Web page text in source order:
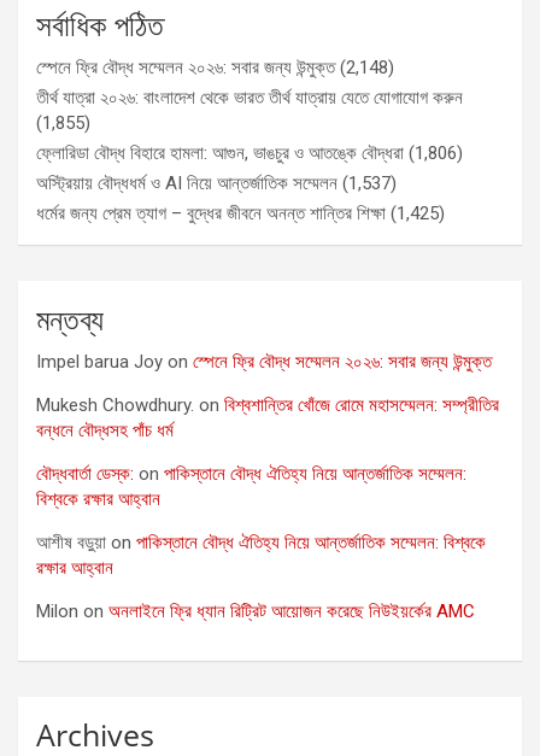
সর্বাধিক পঠিত
স্পেনে ফ্রি বৌদ্ধ সম্মেলন ২০২৬: সবার জন্য উন্মুক্ত (2,148)
তীর্থ যাত্রা ২০২৬: বাংলাদেশ থেকে ভারত তীর্থ যাত্রায় যেতে যোগাযোগ করুন
(1,855)
ফ্লোরিডা বৌদ্ধ বিহারে হামলা: আগুন, ভাঙচুর ও আতঙ্কে বৌদ্ধরা (1,806)
অস্ট্রিয়ায় বৌদ্ধধর্ম ও AI নিয়ে আন্তর্জাতিক সম্মেলন (1,537)
ধর্মের জন্য প্রেম ত্যাগ – বুদ্ধের জীবনে অনন্ত শান্তির শিক্ষা (1,425)
মন্তব্য
Impel barua Joy on স্পেনে ফ্রি বৌদ্ধ সম্মেলন ২০২৬: সবার জন্য উন্মুক্ত
Mukesh Chowdhury. on বিশ্বশান্তির খোঁজে রোমে মহাসম্মেলন: সম্প্রীতির
বন্ধনে বৌদ্ধসহ পাঁচ ধর্ম
বৌদ্ধবার্তা ডেস্ক: on পাকিস্তানে বৌদ্ধ ঐতিহ্য নিয়ে আন্তর্জাতিক সম্মেলন:
বিশ্বকে রক্ষার আহ্বান
আশীষ বড়ুয়া on পাকিস্তানে বৌদ্ধ ঐতিহ্য নিয়ে আন্তর্জাতিক সম্মেলন: বিশ্বকে
রক্ষার আহ্বান
Milon on অনলাইনে ফ্রি ধ্যান রিট্রিট আয়োজন করেছে নিউইয়র্কের AMC
Archives